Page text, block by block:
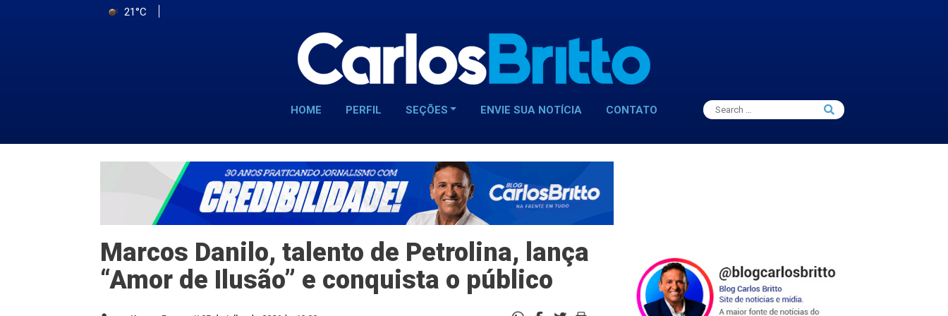
21°C
HOME PERFIL SEÇÕES ENVIE SUA NOTÍCIA CONTATO
Search
for:
Search
Marcos Danilo, talento de Petrolina, lança
“Amor de Ilusão” e conquista o público